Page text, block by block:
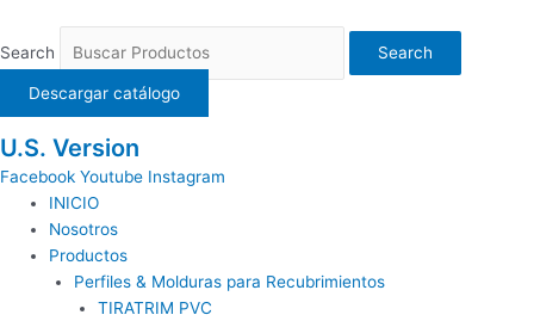
contenido
Search Search
Descargar catálogo
U.S. Version
Facebook Youtube Instagram
INICIO
Nosotros
Productos
Perfiles & Molduras para Recubrimientos
TIRATRIM PVC